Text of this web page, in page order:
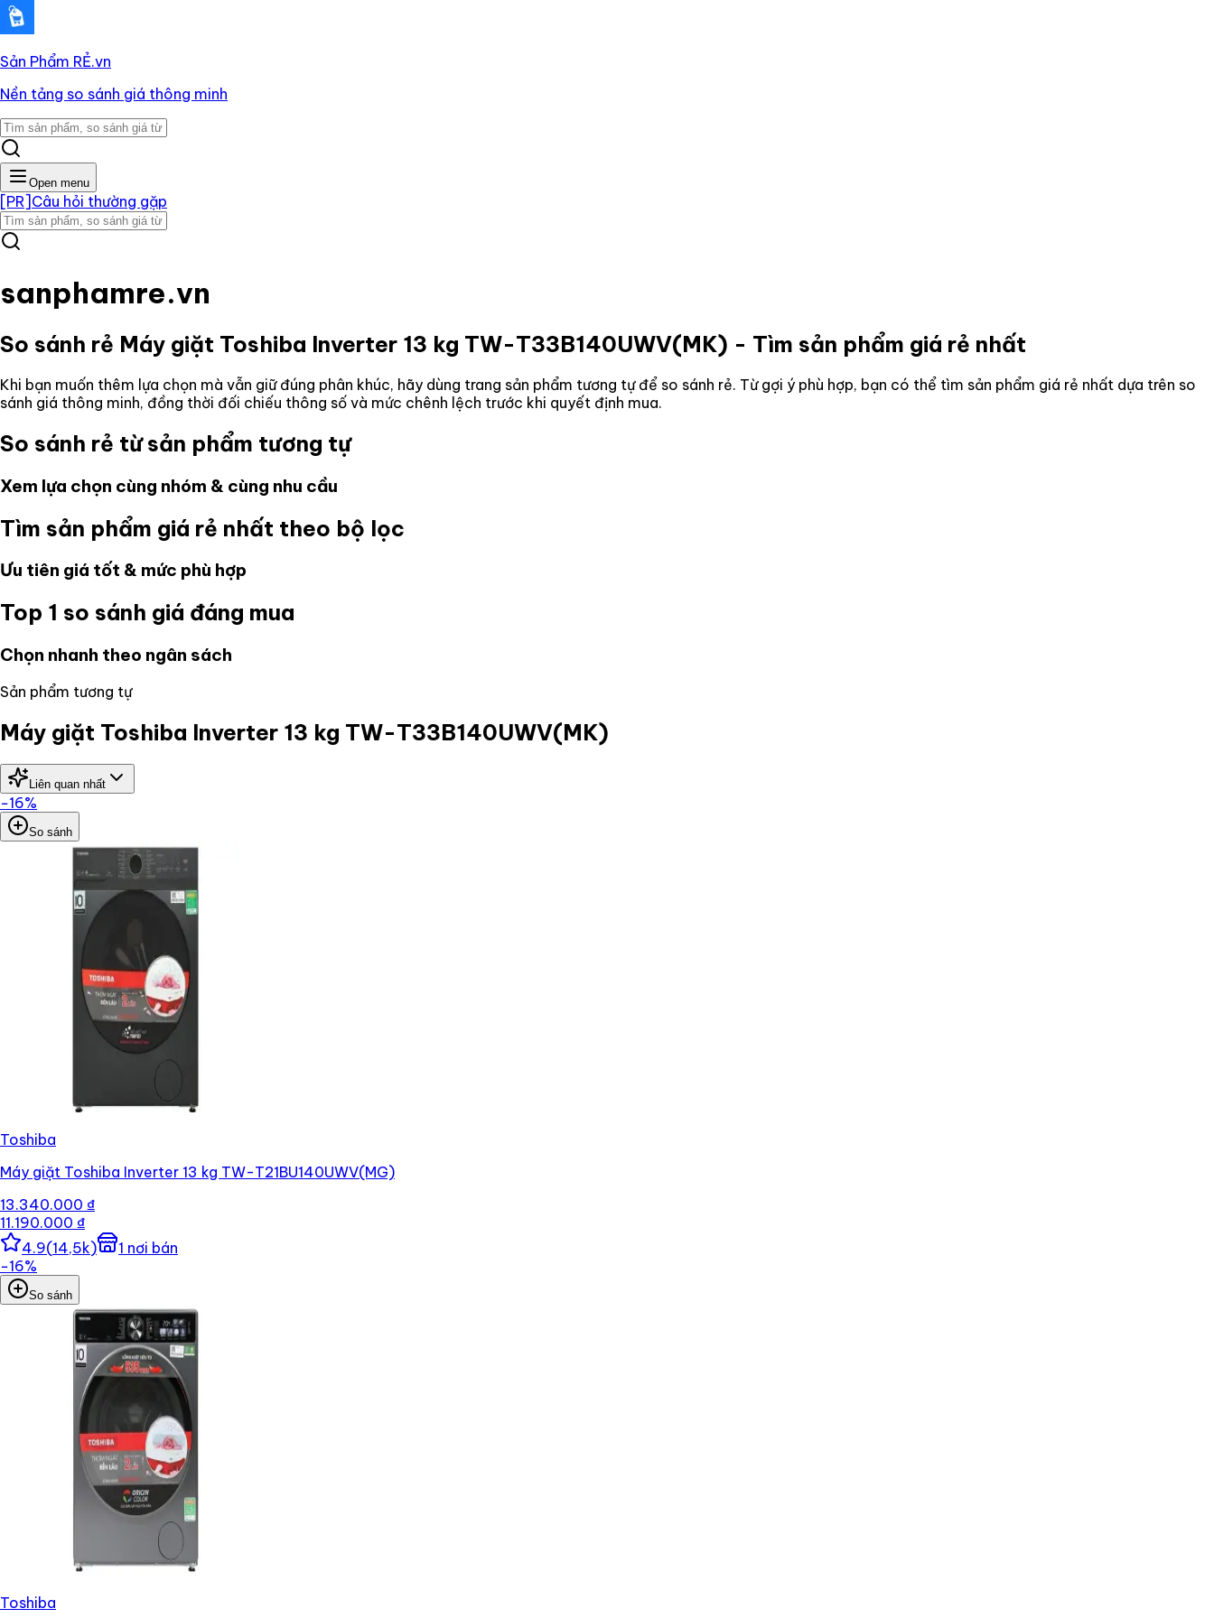
Sản Phẩm RẺ.vn
Nền tảng so sánh giá thông minh
Open menu
[PR] Câu hỏi thường gặp
sanphamre.vn
So sánh rẻ Máy giặt Toshiba Inverter 13 kg TW-T33B140UWV(MK) - Tìm sản phẩm giá rẻ nhất
Khi bạn muốn thêm lựa chọn mà vẫn giữ đúng phân khúc, hãy dùng trang sản phẩm tương tự để so sánh rẻ. Từ gợi ý phù hợp, bạn có thể tìm sản phẩm giá rẻ nhất dựa trên so
sánh giá thông minh, đồng thời đối chiếu thông số và mức chênh lệch trước khi quyết định mua.
So sánh rẻ từ sản phẩm tương tự
Xem lựa chọn cùng nhóm & cùng nhu cầu
Tìm sản phẩm giá rẻ nhất theo bộ lọc
Ưu tiên giá tốt & mức phù hợp
Top 1 so sánh giá đáng mua
Chọn nhanh theo ngân sách
Sản phẩm tương tự
Máy giặt Toshiba Inverter 13 kg TW-T33B140UWV(MK)
Liên quan nhất
−16%
So sánh
Toshiba
Máy giặt Toshiba Inverter 13 kg TW-T21BU140UWV(MG)
13.340.000 ₫
11.190.000 ₫
4.9(14,5k) 1 nơi bán
−16%
So sánh
Toshiba